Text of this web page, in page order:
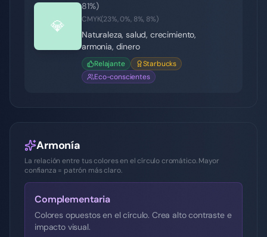
💎
81%)
CMYK(23%,0%, 8%, 8%)
Naturaleza, salud, crecimiento,
armonia, dinero
Relajante
Starbucks
Eco-conscientes
Armonía
La relación entre tus colores en el círculo cromático. Mayor
confianza = patrón más claro.
Complementaria
Colores opuestos en el círculo. Crea alto contraste e
impacto visual.